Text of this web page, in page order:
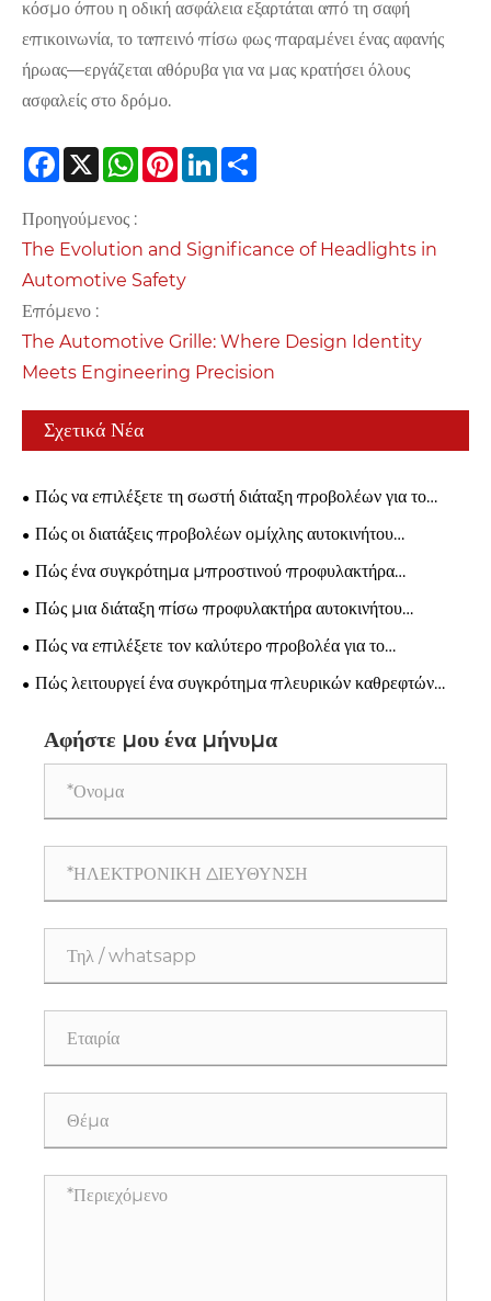
κόσμο όπου η οδική ασφάλεια εξαρτάται από τη σαφή
επικοινωνία, το ταπεινό πίσω φως παραμένει ένας αφανής
ήρωας—εργάζεται αθόρυβα για να μας κρατήσει όλους
ασφαλείς στο δρόμο.
Facebook
X WhatsApp
PinterestLinkedIn
Προηγούμενος :
The Evolution and Significance of Headlights in
Automotive Safety
Επόμενο :
The Automotive Grille: Where Design Identity
Meets Engineering Precision
Σχετικά Νέα
Πώς να επιλέξετε τη σωστή διάταξη προβολέων για το
Hyundai H1 2018 για να βελτιώσετε την ασφάλεια οδήγησης
Πώς οι διατάξεις προβολέων ομίχλης αυτοκινήτου
βελτιώνουν την ασφάλεια οδήγησης και την απόδοση του
οχήματος;
Πώς ένα συγκρότημα μπροστινού προφυλακτήρα
αυτοκινήτου ενισχύει την ασφάλεια και την απόδοση του
οχήματος;
Πώς μια διάταξη πίσω προφυλακτήρα αυτοκινήτου
προστατεύει το όχημά σας και μειώνει το κόστος επισκευής;
Πώς να επιλέξετε τον καλύτερο προβολέα για το
HYUNDAI CRETA
Πώς λειτουργεί ένα συγκρότημα πλευρικών καθρεφτών
Αφήστε μου ένα μήνυμα